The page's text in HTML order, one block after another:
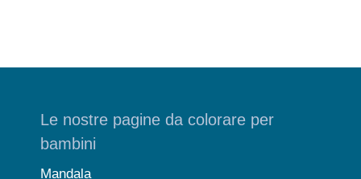
Le nostre pagine da colorare per
bambini
Mandala